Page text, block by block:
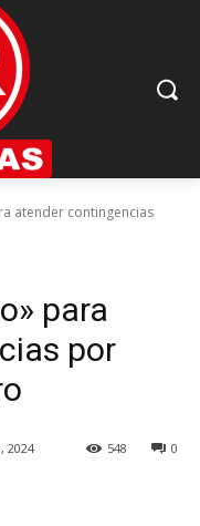
atender contingencias
para
por
2024 0
548